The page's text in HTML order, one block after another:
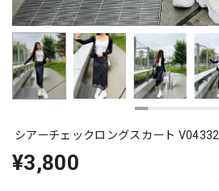
シアーチェックロングスカート V04332
¥3,800